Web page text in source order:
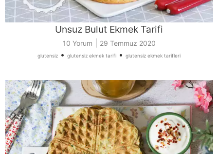
Unsuz Bulut Ekmek Tarifi
10 Yorum 29 Temmuz 2020
glutensiz • glutensiz ekmek tarifi • glutensiz ekmek tarifleri